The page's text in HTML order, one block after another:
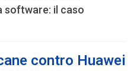
software: il caso
contro Huawei